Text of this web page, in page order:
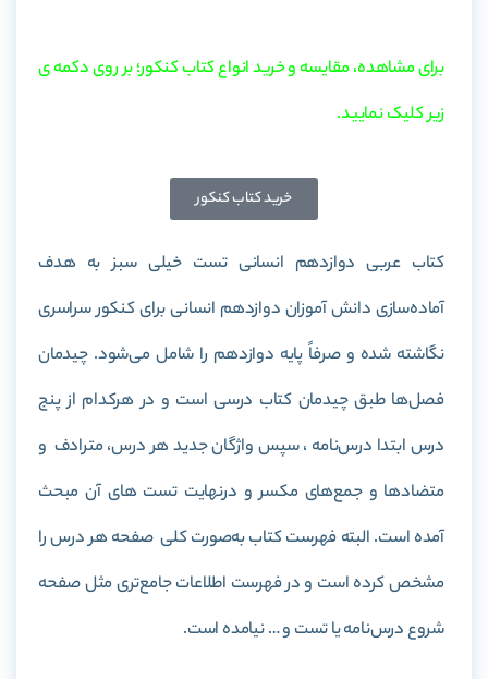
برای مشاهده، مقایسه و خرید انواع کتاب کنکور؛ بر روی دکمه ی
زیر کلیک نمایید.
خرید کتاب کنکور
کتاب عربی دوازدهم انسانی تست خیلی سبز به هدف
آماده‌سازی دانش آموزان دوازدهم انسانی برای کنکور سراسری
نگاشته شده و صرفاً پایه دوازدهم را شامل می‌شود. چیدمان
فصل‌ها طبق چیدمان کتاب درسی است و در هرکدام از پنج
درس ابتدا درس‌نامه ، سپس واژگان جدید هر درس، مترادف و
متضادها و جمع‌های مکسر و درنهایت تست های آن مبحث
آمده است. البته فهرست کتاب به‌صورت کلی صفحه هر درس را
مشخص کرده است و در فهرست اطلاعات جامع‌تری مثل صفحه
شروع درس‌نامه یا تست و … نیامده است.